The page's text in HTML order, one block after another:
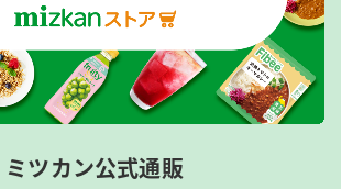
ミツカン公式通販